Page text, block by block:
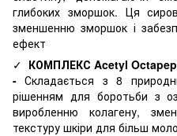
глибоких зморшок. Ця
зменшенню зморшок і
ефект
✓ КОМПЛЕКС Acetyl
-Складається з 8
рішенням для боротьби з
виробленню колагену,
текстуру шкіри для більш